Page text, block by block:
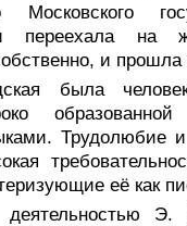
переехала на
и
была
Трудолюбие
её как
деятельностью Э.